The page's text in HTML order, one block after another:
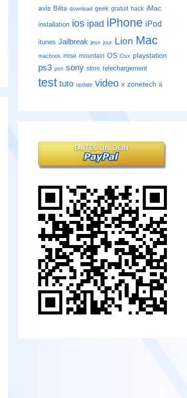
avis Bêta download geek gratuit hack iMac
installation ios ipad iPhone iPod
itunes Jailbreak jeux jour Lion Mac
macbook mise mountain OS Osx playstation
ps3 psn sony store telechargement
test tuto update video x zonetech à